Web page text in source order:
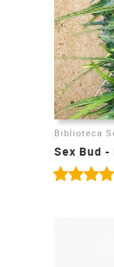
Biblioteca
Sex Bud -